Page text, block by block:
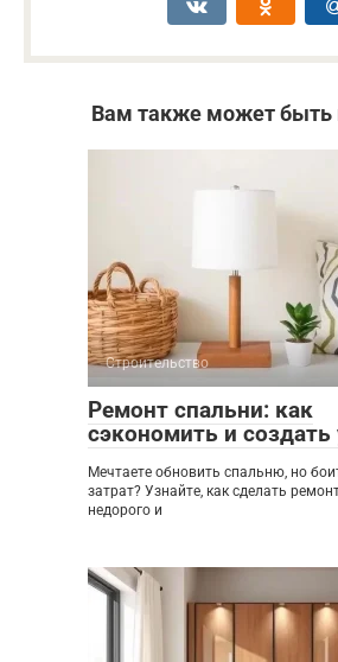
Вам также может быть
Строительство
Ремонт спальни: как
сэкономить и
Мечтаете обновить спальню, но
затрат? Узнайте, как сделать
недорого и